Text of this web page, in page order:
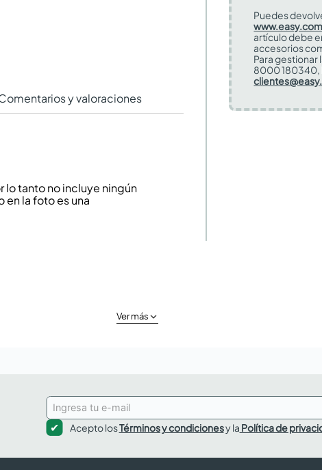
y valoraciones
tanto no incluye ningún
la foto es una
Puedes
artículo debe
accesorios
Para gestionar
8000 180340,
Ver más
Acepto losTérminos y condicionesy la Política de